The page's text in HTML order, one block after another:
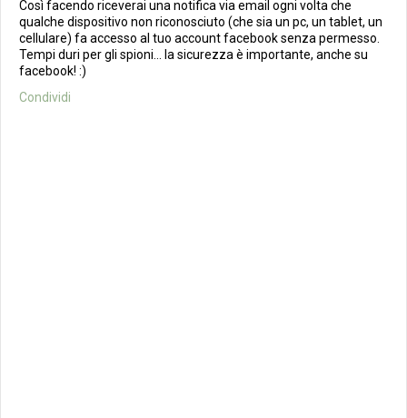
Così facendo riceverai una notifica via email ogni volta che
qualche dispositivo non riconosciuto (che sia un pc, un tablet, un
cellulare) fa accesso al tuo account facebook senza permesso.
Tempi duri per gli spioni... la sicurezza è importante, anche su
facebook! :)
Condividi